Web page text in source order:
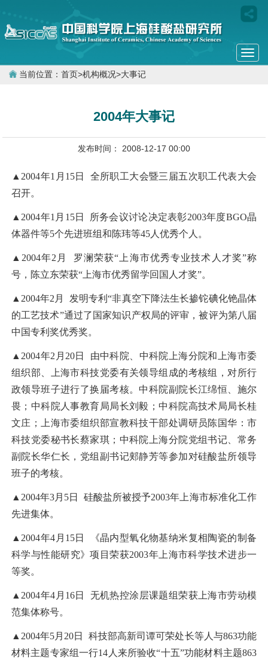
当前位置： 首页>机构概况>大事记
2004年大事记
发布时间： 2008-12-17 00:00
▲2004年1月15日 全所职工大会暨三届五次职工代表大会
召开。
▲2004年1月15日 所务会议讨论决定表彰2003年度BGO晶
体器件等5个先进班组和陈玮等45人优秀个人。
▲2004年2月 罗澜荣获“上海市优秀专业技术人才奖”称
号，陈立东荣获“上海市优秀留学回国人才奖”。
▲2004年2月 发明专利“非真空下降法生长掺铊碘化铯晶体
的工艺技术”通过了国家知识产权局的评审，被评为第八届
中国专利奖优秀奖。
▲2004年2月20日 由中科院、中科院上海分院和上海市委
组织部、上海市科技党委有关领导组成的考核组，对所行
政领导班子进行了换届考核。中科院副院长江绵恒、施尔
畏；中科院人事教育局局长刘毅；中科院高技术局局长桂
文庄；上海市委组织部宣教科技干部处调研员陈国华：市
科技党委秘书长蔡家琪；中科院上海分院党组书记、常务
副院长华仁长，党组副书记郏静芳等参加对硅酸盐所领导
班子的考核。
▲2004年3月5日 硅酸盐所被授予2003年上海市标准化工作
先进集体。
▲2004年4月15日 《晶内型氧化物基纳米复相陶瓷的制备
科学与性能研究》项目荣获2003年上海市科学技术进步一
等奖。
▲2004年4月16日 无机热控涂层课题组荣获上海市劳动模
范集体称号。
▲2004年5月20日 科技部高新司谭可荣处长等人与863功能
材料主题专家组一行14人来所验收“十五”功能材料主题863